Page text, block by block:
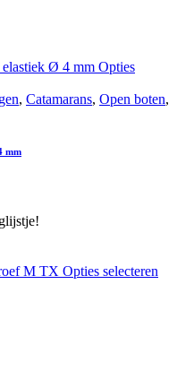
Opties
, Catamarans, Open boten,
mm
Opties selecteren